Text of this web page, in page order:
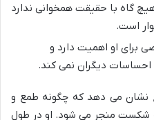
گاه با حقیقت همخوانی ندارد
است.
برای او اهمیت دارد و
دیگران نمی کند.
نشان می دهد که چگونه طمع و
شکست منجر می شود. او در طول